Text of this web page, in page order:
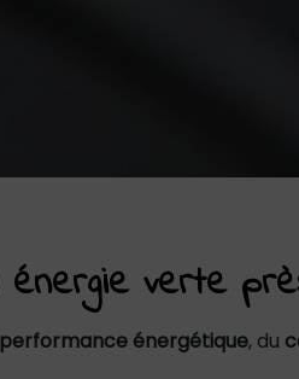
énergie verte
performance énergétique, du